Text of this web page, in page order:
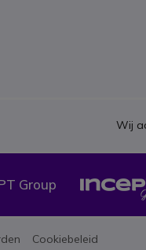
Wij
Group
Cookiebeleid